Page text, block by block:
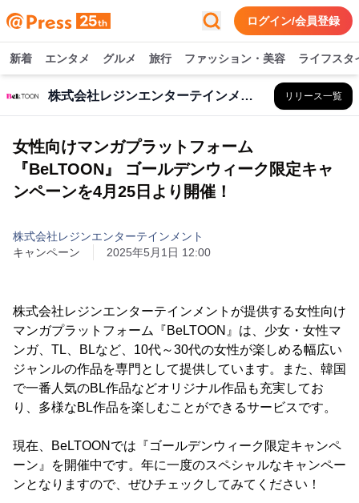
ログイン/会員登録
新着 エンタメ グルメ 旅行 ファッション・美容 ライフスタ
株式会社レジンエンターテインメント リリース一覧
女性向けマンガプラットフォーム
『BeLTOON』 ゴールデンウィーク限定キャ
ンペーンを4月25日より開催！
株式会社レジンエンターテインメント
キャンペーン
2025年5月1日 12:00
株式会社レジンエンターテインメントが提供する女性向け
マンガプラットフォーム『BeLTOON』は、少女・女性マ
ンガ、TL、BLなど、10代～30代の女性が楽しめる幅広い
ジャンルの作品を専門として提供しています。また、韓国
で一番人気のBL作品などオリジナル作品も充実してお
り、多様なBL作品を楽しむことができるサービスです。
現在、BeLTOONでは『ゴールデンウィーク限定キャンペ
ーン』を開催中です。年に一度のスペシャルなキャンペー
ンとなりますので、ぜひチェックしてみてください！